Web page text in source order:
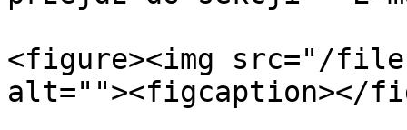
<figure><img src="/files/
alt=""><figcaption></